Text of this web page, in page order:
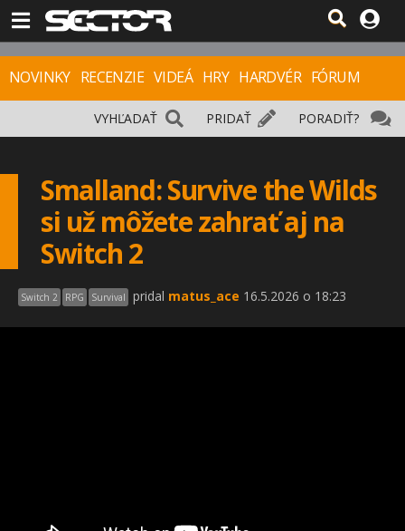
NOVINKY RECENZIE VIDEÁ HRY HARDVÉR FÓRUM
PORADIŤ?
PRIDAŤ
VYHĽADAŤ
Smalland: Survive the Wilds
si už môžete zahrať aj na
Switch 2
Switch 2 RPG Survival pridal matus_ace 16.5.2026 o 18:23